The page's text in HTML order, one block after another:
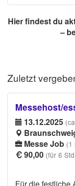
Hier findest du
–
Zuletzt
13.12.2025
Messe Job (1
90,00 (für 6